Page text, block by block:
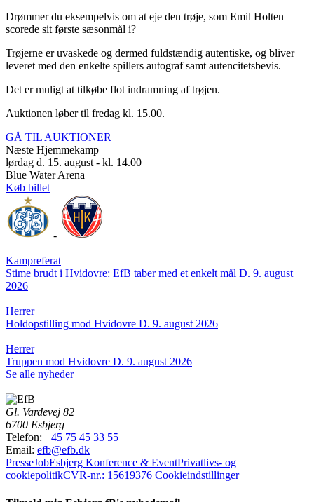
Drømmer du eksempelvis om at eje den trøje, som Emil Holten
scorede sit første sæsonmål i?
Trøjerne er uvaskede og dermed fuldstændig autentiske, og bliver
leveret med den enkelte spillers autograf samt autencitetsbevis.
Det er muligt at tilkøbe flot indramning af trøjen.
Auktionen løber til fredag kl. 15.00.
GÅ TIL AUKTIONER
Næste Hjemmekamp
lørdag d. 15. august - kl. 14.00
Blue Water Arena
Køb billet
-
Kampreferat
Stime brudt i Hvidovre: EfB taber med et enkelt mål D. 9. august
2026
Herrer
Holdopstilling mod Hvidovre D. 9. august 2026
Herrer
Truppen mod Hvidovre D. 9. august 2026
Se alle nyheder
Gl. Vardevej 82
6700 Esbjerg
Telefon: +45 75 45 33 55
Email: efb@efb.dk
PresseJobEsbjerg Konference & EventPrivatlivs- og
cookiepolitikCVR-nr.: 15619376 Cookieindstillinger